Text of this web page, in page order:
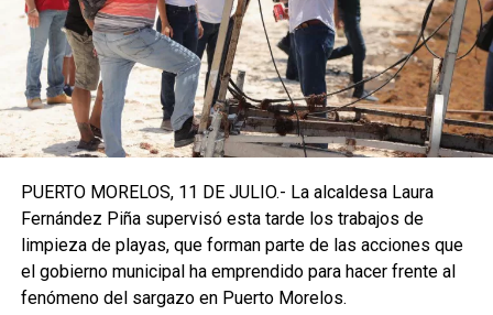
PUERTO MORELOS, 11 DE JULIO.- La alcaldesa Laura
Fernández Piña supervisó esta tarde los trabajos de
limpieza de playas, que forman parte de las acciones que
el gobierno municipal ha emprendido para hacer frente al
fenómeno del sargazo en Puerto Morelos.